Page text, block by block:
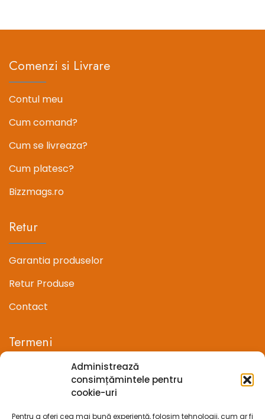
Administrează
consimțămintele pentru
cookie-uri
Pentru a oferi cea mai bună experiență, folosim tehnologii, cum ar fi
Comenzi si Livrare
Contul meu
Cum comand?
Cum se livreaza?
Cum platesc?
Bizzmags.ro
Retur
Garantia produselor
Retur Produse
Contact
Termeni
Termeni si conditii
Confidentialitate